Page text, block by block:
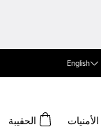
English
الأمنيات الحقيبة